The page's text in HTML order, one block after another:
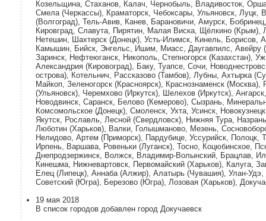
Козельщина, Стаханов, Калач, Чернобыль, Владивосток,
Смела (Черкассы), Краматорск, Чебоксары, Ульяновск, Луцк,
(Волгоград), Тель-Авив, Канев, Барановичи, Амурск,
Кировград, Славута, Пирятин, Малая Виска, Щёлкино (Крым),
Нетешин, Шахтерск (Донецк), Усть-Илимск, Кинель, Борисов,
Камышин, Бийск, Энгельс, Ишим, Миасс, Даугавпилс, Авейру
Заринск, Нефтеюганск, Никополь, Степногорск (Казахстан),
Александрия (Кировоград), Баку, Туапсе, Сочи,
острова), Котельнич, Рассказово (Тамбов), Лубны, Ахтырка
Майкоп, Зеленогорск (Красноярск), Краснознаменск
(Ульяновск), Черемхово (Иркутск), Шелехов (Иркутск),
Новодвинск, Саранск, Белово (Кемерово), Сызрань,
Комсомольское (Донецк), Смоленск, Ухта, Усинск,
Якутск, Рославль, Лесной (Свердловск), Нижняя Тура,
Люботин (Харьков), Валки, Голышманово, Мезень,
Нелидово, Артем (Приморск), Пардубице, Уссурийск, Полоцк,
Ирпень, Варшава, Ровеньки (Луганск), Тосно, Коцюбинское,
Днепродзержинск, Волжск, Владимир-Волынский, Брацлав,
Кинешма, Нижневартовск, Первомайский (Харьков), Калуга,
Елец (Липецк), Аннаба (Алжир), Алатырь (Чувашия), Улан-
Советский (Югра), Березово (Югра), Лозовая (Харьков),
19 мая 2018
В список городов добавлен город Докучаевск